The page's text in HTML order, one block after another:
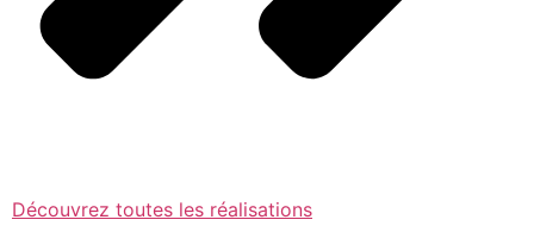
Découvrez toutes les réalisations